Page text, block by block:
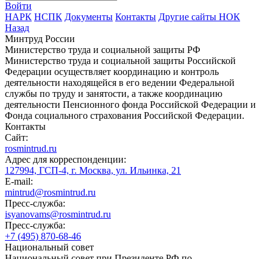
Войти
НАРК НСПК Документы Контакты Другие сайты НОК
Назад
Минтруд России
Министерство труда и социальной защиты РФ
Министерство труда и социальной защиты Российской
Федерации осуществляет координацию и контроль
деятельности находящейся в его ведении Федеральной
службы по труду и занятости, а также координацию
деятельности Пенсионного фонда Российской Федерации и
Фонда социального страхования Российской Федерации.
Контакты
Сайт:
rosmintrud.ru
Адрес для корреспонденции:
127994, ГСП-4, г. Москва, ул. Ильинка, 21
E-mail:
mintrud@rosmintrud.ru
Пресс-служба:
isyanovams@rosmintrud.ru
Пресс-служба:
+7 (495) 870-68-46
Национальный совет